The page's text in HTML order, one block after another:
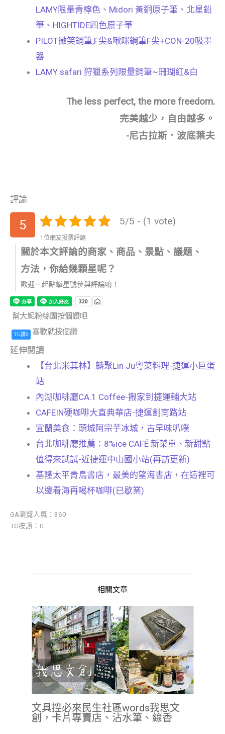
LAMY限量青檸色、Midori 黃銅原子筆、北星鉛
筆、HIGHTIDE四色原子筆
PILOT微笑鋼筆,F尖&啾咪鋼筆F尖+CON-20吸墨
器
LAMY safari 狩獵系列限量鋼筆~珊瑚紅&白
The less perfect, the more freedom.
完美越少，自由越多。
-尼古拉斯．波底葉夫
評論
5 5/5 - (1 vote)
1位網友投票評論
關於本文評論的商家、商品、景點、議題、
方法，你給幾顆星呢？
歡迎一起點擊星號參與評論唷！
幫大妮粉絲團按個讚吧
TG讚0 喜歡就按個讚
延伸閱讀
【台北米其林】麟聚Lin Ju粵菜料理-捷運小巨蛋
站
內湖咖啡廳CA.1 Coffee-搬家到捷運輔大站
CAFEIN硬咖啡大直典華店-捷運劍南路站
宜蘭美食：頭城阿宗芋冰城，古早味叭噗
台北咖啡廳推薦：8%ice CAFÉ 新菜單、新甜點
值得來試試-近捷運中山國小站(再訪更新)
基隆太平青鳥書店，最美的望海書店，在這裡可
以邊看海再喝杯咖啡(已歇業)
GA瀏覽人氣：360
TG按讚：0
相關文章
文具控必來民生社區words我思文
創，卡片專賣店、沾水筆、線香